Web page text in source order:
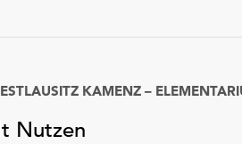
Nutzen
KAMENZ –